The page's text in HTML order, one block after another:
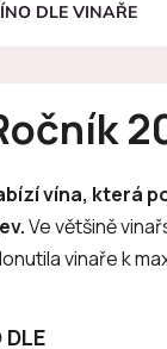
DLE VINAŘE
vína, která
Ve většině
vinaře k